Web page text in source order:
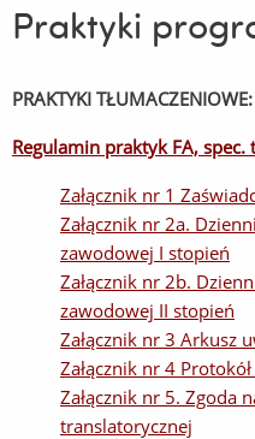
Praktyki
PRAKTYKI TŁUMACZENIOWE:
Regulamin praktyk FA, spec.
Załącznik nr 1
Załącznik nr 2a.
zawodowej I stopień
Załącznik nr 2b.
zawodowej II stopień
Załącznik nr 3 Arkusz
Załącznik nr 4
Załącznik nr 5. Zgoda
translatorycznej